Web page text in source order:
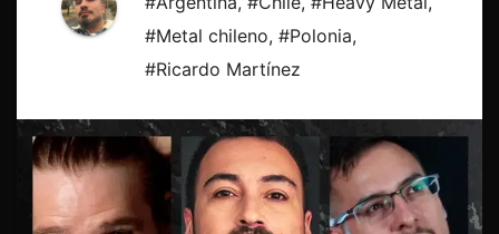
#Metal chileno, #Polonia,
#Ricardo Martínez